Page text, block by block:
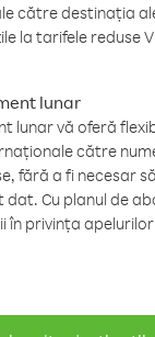
către destinația
la tarifele reduse
lunar
lunar vă oferă
către
fără a fi necesar
dat. Cu planul de
în privința